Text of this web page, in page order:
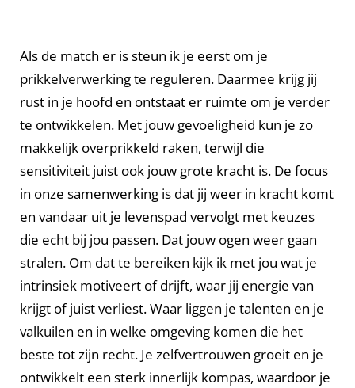
Als de match er is steun ik je eerst om je
prikkelverwerking te reguleren. Daarmee krijg jij
rust in je hoofd en ontstaat er ruimte om je verder
te ontwikkelen. Met jouw gevoeligheid kun je zo
makkelijk overprikkeld raken, terwijl die
sensitiviteit juist ook jouw grote kracht is. De focus
in onze samenwerking is dat jij weer in kracht komt
en vandaar uit je levenspad vervolgt met keuzes
die echt bij jou passen. Dat jouw ogen weer gaan
stralen. Om dat te bereiken kijk ik met jou wat je
intrinsiek motiveert of drijft, waar jij energie van
krijgt of juist verliest. Waar liggen je talenten en je
valkuilen en in welke omgeving komen die het
beste tot zijn recht. Je zelfvertrouwen groeit en je
ontwikkelt een sterk innerlijk kompas, waardoor je